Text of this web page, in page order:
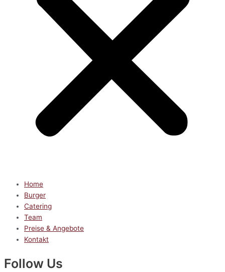
Home
Burger
Catering
Team
Preise & Angebote
Kontakt
Follow Us